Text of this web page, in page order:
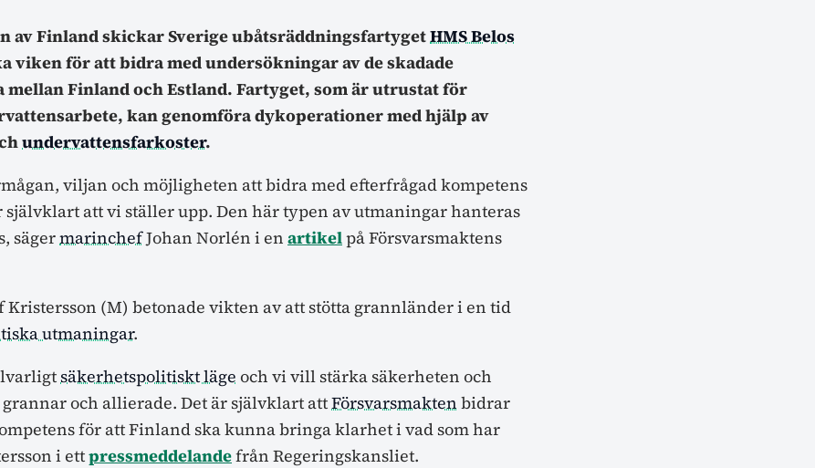
av Finland skickar Sverige ubåtsräddningsfartygetHMS Belos
viken för att bidra med undersökningar av de skadade
mellan Finland och Estland. Fartyget, som är utrustat för
kan genomföra dykoperationer med hjälp av
undervattensfarkoster.
viljan och möjligheten att bidra med efterfrågad kompetens
självklart att vi ställer upp. Den här typen av utmaningar hanteras
sägermarinchefJohan Norlén i en artikelpå Försvarsmaktens
Kristersson (M) betonade vikten av att stötta grannländer i en tid
utmaningar.
säkerhetspolitiskt läge och vi vill stärka säkerheten och
och allierade. Det är självklart attFörsvarsmakten bidrar
för att Finland ska kunna bringa klarhet i vad som har
i ettpressmeddelandefrån Regeringskansliet.